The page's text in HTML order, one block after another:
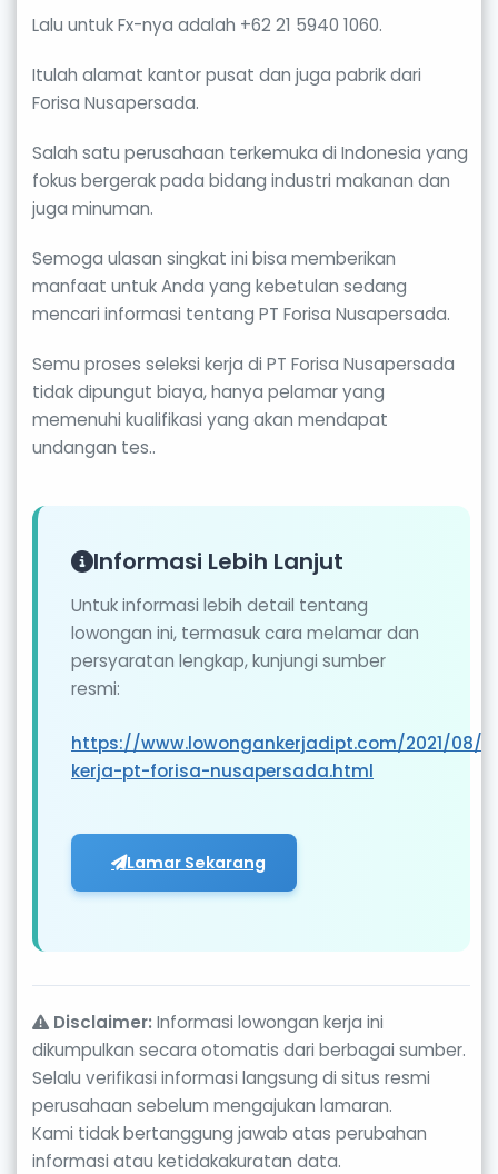
Lalu untuk Fx-nya adalah +62 21 5940 1060.
Itulah alamat kantor pusat dan juga pabrik dari
Forisa Nusapersada.
Salah satu perusahaan terkemuka di Indonesia yang
fokus bergerak pada bidang industri makanan dan
juga minuman.
Semoga ulasan singkat ini bisa memberikan
manfaat untuk Anda yang kebetulan sedang
mencari informasi tentang PT Forisa Nusapersada.
Semu proses seleksi kerja di PT Forisa Nusapersada
tidak dipungut biaya, hanya pelamar yang
memenuhi kualifikasi yang akan mendapat
undangan tes..
Informasi Lebih Lanjut
Untuk informasi lebih detail tentang
lowongan ini, termasuk cara melamar dan
persyaratan lengkap, kunjungi sumber
resmi:
https://www.lowongankerjadipt.com/2021/08/
kerja-pt-forisa-nusapersada.html
Lamar Sekarang
Disclaimer: Informasi lowongan kerja ini
dikumpulkan secara otomatis dari berbagai sumber.
Selalu verifikasi informasi langsung di situs resmi
perusahaan sebelum mengajukan lamaran.
Kami tidak bertanggung jawab atas perubahan
informasi atau ketidakakuratan data.